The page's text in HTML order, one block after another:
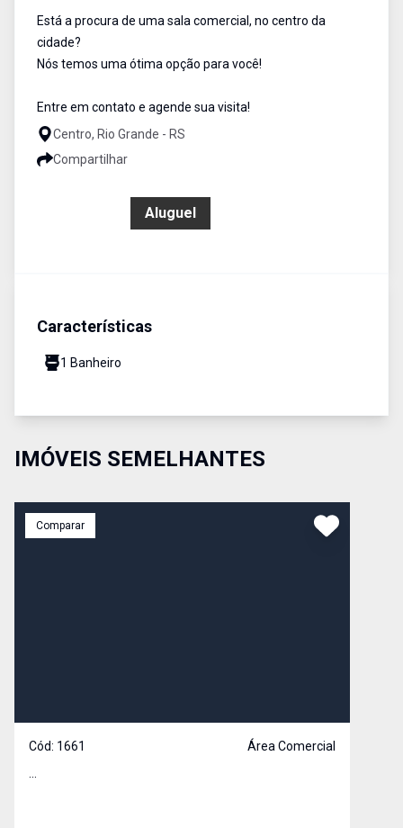
Está a procura de uma sala comercial, no centro da
cidade?
Nós temos uma ótima opção para você!
Entre em contato e agende sua visita!
Centro, Rio Grande - RS
Compartilhar
Aluguel
Características
1 Banheiro
IMÓVEIS SEMELHANTES
Comparar
Cód: 1661
Área Comercial